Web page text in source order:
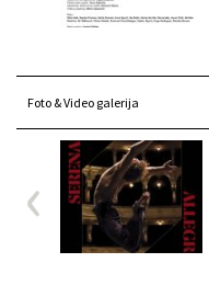
Foto & Video galerija